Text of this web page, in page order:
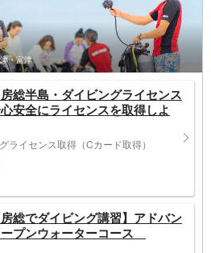
・富津
房総半島・ダイビングライセンス
安全にライセンスを取得しよ
ライセンス取得（Cカード取得）
房総でダイビング講習】アドバン
プンウォーターコース